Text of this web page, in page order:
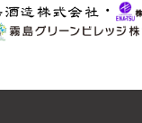
・